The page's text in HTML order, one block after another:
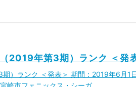
2019年第3期）ランク ＜発
）ランク ＜発表＞ 期間：2019年6月1